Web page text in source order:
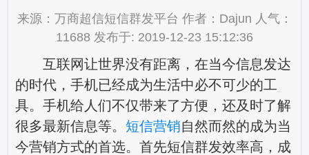
来源：万商超信短信群发平台 作者：Dajun 人气：
11688 发布于: 2019-12-23 15:12:36
互联网让世界没有距离，在当今信息发达
的时代，手机已经成为生活中必不可少的工
具。手机给人们不仅带来了方便，还及时了解
很多最新信息等。 短信营销自然而然的成为当
今营销方式的首选。首先短信群发效率高，成